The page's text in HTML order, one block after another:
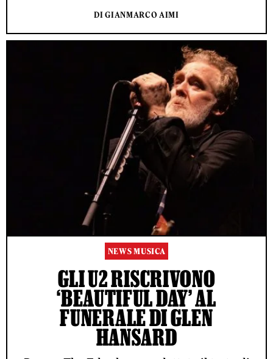
DI GIANMARCO AIMI
NEWS MUSICA
GLI U2 RISCRIVONO
‘BEAUTIFUL DAY’ AL
FUNERALE DI GLEN
HANSARD